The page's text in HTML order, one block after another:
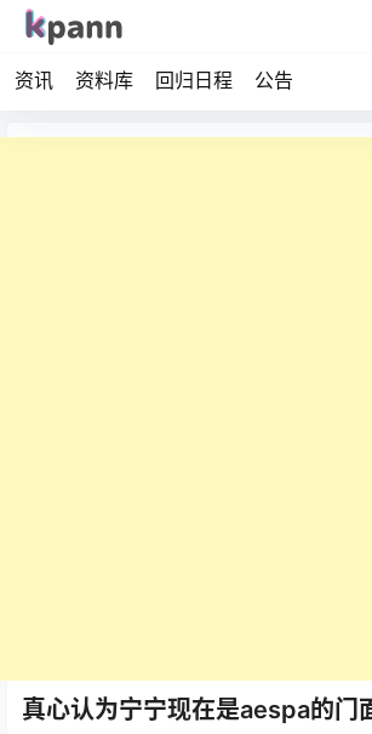
资讯 资料库 回归日程 公告
真心认为宁宁现在是aespa的门